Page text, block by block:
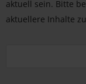
aktuell sein. Bitte
aktuellere Inhalte